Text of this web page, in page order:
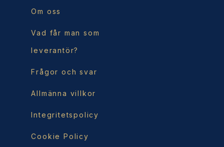
Om oss
Vad får man som
leverantör?
Frågor och svar
Allmänna villkor
Integritetspolicy
Cookie Policy